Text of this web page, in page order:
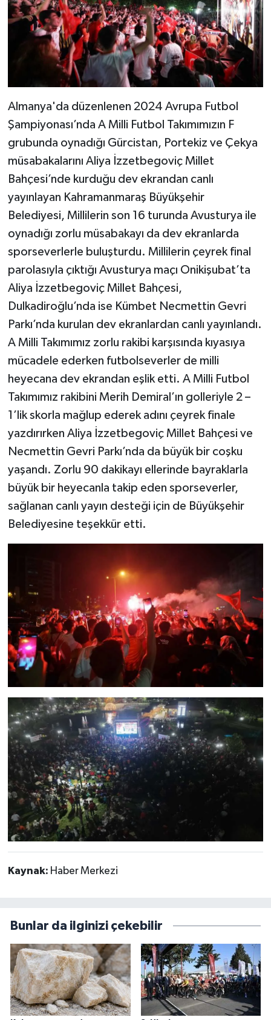
Almanya'da düzenlenen 2024 Avrupa Futbol
Şampiyonası’nda A Milli Futbol Takımımızın F
grubunda oynadığı Gürcistan, Portekiz ve Çekya
müsabakalarını Aliya İzzetbegoviç Millet
Bahçesi’nde kurduğu dev ekrandan canlı
yayınlayan Kahramanmaraş Büyükşehir
Belediyesi, Millilerin son 16 turunda Avusturya ile
oynadığı zorlu müsabakayı da dev ekranlarda
sporseverlerle buluşturdu. Millilerin çeyrek final
parolasıyla çıktığı Avusturya maçı Onikişubat’ta
Aliya İzzetbegoviç Millet Bahçesi,
Dulkadiroğlu’nda ise Kümbet Necmettin Gevri
Parkı’nda kurulan dev ekranlardan canlı yayınlandı.
A Milli Takımımız zorlu rakibi karşısında kıyasıya
mücadele ederken futbolseverler de milli
heyecana dev ekrandan eşlik etti. A Milli Futbol
Takımımız rakibini Merih Demiral’ın golleriyle 2 –
1’lik skorla mağlup ederek adını çeyrek finale
yazdırırken Aliya İzzetbegoviç Millet Bahçesi ve
Necmettin Gevri Parkı’nda da büyük bir coşku
yaşandı. Zorlu 90 dakikayı ellerinde bayraklarla
büyük bir heyecanla takip eden sporseverler,
sağlanan canlı yayın desteği için de Büyükşehir
Belediyesine teşekkür etti.
Kaynak: Haber Merkezi
Bunlar da ilginizi çekebilir